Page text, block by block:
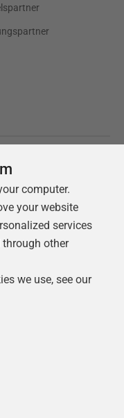
computer.
your website
services
other
we use, see our